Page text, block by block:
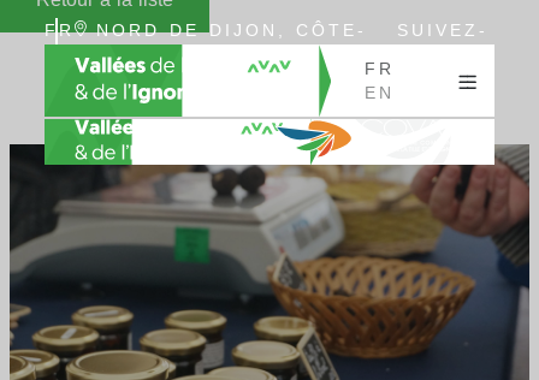
FR
EN
NORD DE DIJON, CÔTE-
D’OR, BOURGOGNE
SUIVEZ-
FR
EN